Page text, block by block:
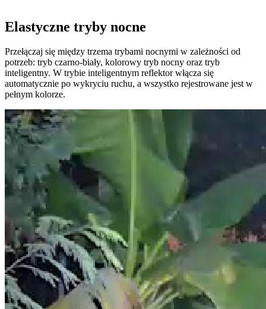
Elastyczne tryby nocne
Przełączaj się między trzema trybami nocnymi w zależności od
potrzeb: tryb czarno-biały, kolorowy tryb nocny oraz tryb
inteligentny. W trybie inteligentnym reflektor włącza się
automatycznie po wykryciu ruchu, a wszystko rejestrowane jest w
pełnym kolorze.